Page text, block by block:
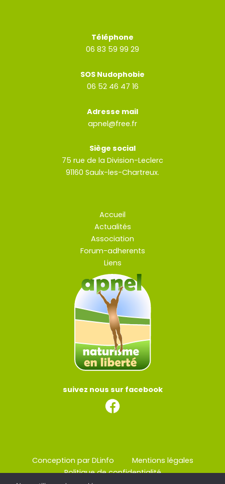
Téléphone
06 83 59 99 29
SOS Nudophobie
06 52 46 47 16
Adresse mail
apnel@free.fr
Siège social
75 rue de la Division-Leclerc
91160 Saulx-les-Chartreux.
Accueil
Actualités
Association
Forum-adherents
Liens
suivez nous sur facebook
Conception par DLinfo
Mentions légales
Politique de confidentialité